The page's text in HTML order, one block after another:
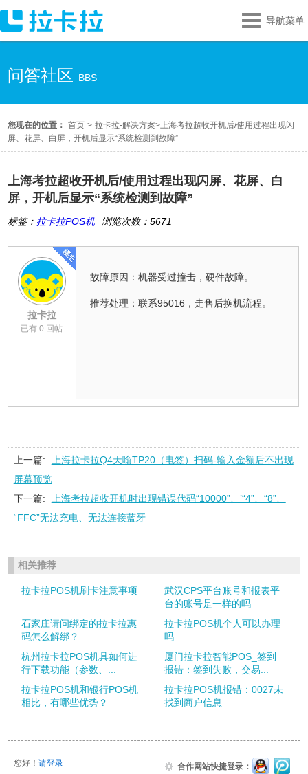
导航菜单
问答社区 BBS
您现在的位置： 首页 > 拉卡拉-解决方案>上海考拉超收开机后/使用过程出现闪
屏、花屏、白屏，开机后显示“系统检测到故障”
上海考拉超收开机后/使用过程出现闪屏、花屏、白
屏，开机后显示“系统检测到故障”
标签： 拉卡拉POS机 浏览次数：5671
拉卡拉
已有 0 回帖
故障原因：机器受过撞击，硬件故障。
推荐处理：联系95016，走售后换机流程。
上一篇:
上海拉卡拉Q4天喻TP20（电签）扫码-输入金额后不出现
屏幕预览
下一篇:
上海考拉超收开机时出现错误代码“10000”、’“4”、“8”、
“FFC”无法充电、无法连接蓝牙
相关推荐
拉卡拉POS机刷卡注意事项
武汉CPS平台账号和报表平
台的账号是一样的吗
石家庄请问绑定的拉卡拉惠
码怎么解绑？
拉卡拉POS机个人可以办理
吗
杭州拉卡拉POS机具如何进
行下载功能（参数、...
厦门拉卡拉智能POS_签到
报错：签到失败，交易...
拉卡拉POS机和银行POS机
相比，有哪些优势？
拉卡拉POS机报错：0027未
找到商户信息
您好！ 请登录 合作网站快捷登录：